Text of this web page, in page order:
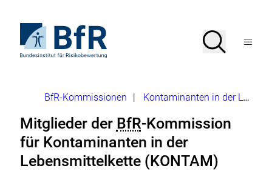
Seiteninhalt
springenStartseite
von
Suche
SucheMenü
Brotkrumennavigation
BfR-Kommissionen Kontaminanten in der Lebensmittelkette (KONTAM)
Mitglieder der BfR-Kommission
für Kontaminanten in der
Lebensmittelkette (KONTAM)